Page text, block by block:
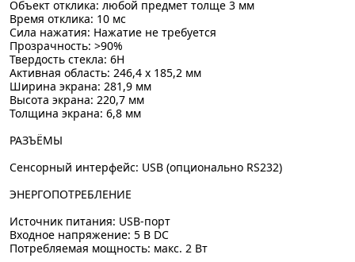
Объект отклика: любой предмет толще 3 мм
Время отклика: 10 мс
Сила нажатия: Нажатие не требуется
Прозрачность: >90%
Твердость стекла: 6Н
Активная область: 246,4 x 185,2 мм
Ширина экрана: 281,9 мм
Высота экрана: 220,7 мм
Толщина экрана: 6,8 мм
РАЗЪЁМЫ
Сенсорный интерфейс: USB (опционально RS232)
ЭНЕРГОПОТРЕБЛЕНИЕ
Источник питания: USB-порт
Входное напряжение: 5 В DC
Потребляемая мощность: макс. 2 Вт